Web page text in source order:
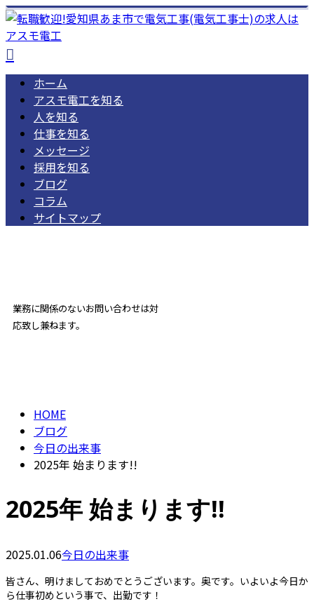
ホーム
アスモ電工を知る
人を知る
仕事を知る
メッセージ
採用を知る
ブログ
コラム
サイトマップ
業務に関係のないお問い合わせは対
応致し兼ねます。
HOME
ブログ
今日の出来事
2025年 始まります!!
2025年 始まります!!
2025.01.06今日の出来事
皆さん、明けましておめでとうございます。奥です。いよいよ今日か
ら仕事初めという事で、出勤です！